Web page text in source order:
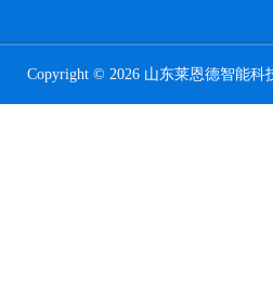
Copyright © 2026 山东莱恩德智能